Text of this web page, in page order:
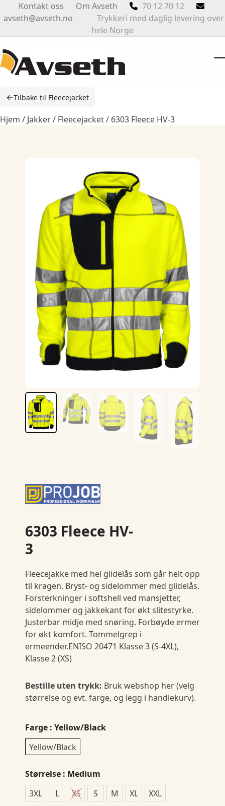
to
Kontakt oss Om Avseth
70 12 70 12
avseth@avseth.no Trykkeri med daglig levering over
hele Norge
←Tilbake til Fleecejacket
Hjem / Jakker/ Fleecejacket/ 6303 Fleece HV-3
6303 Fleece HV-
3
Fleecejakke med hel glidelås som går helt opp
til kragen. Bryst- og sidelommer med glidelås.
Forsterkninger i softshell ved mansjetter,
sidelommer og jakkekant for økt slitestyrke.
Justerbar midje med snøring. Forbøyde ermer
for økt komfort. Tommelgrep i
ermeender.ENISO 20471 Klasse 3 (S-4XL),
Klasse 2 (XS)
Bestille uten trykk: Bruk webshop her (velg
størrelse og evt. farge, og legg i handlekurv).
Farge : Yellow/Black
Yellow/Black
Størrelse : Medium
3XL
L XS S M XL XXL